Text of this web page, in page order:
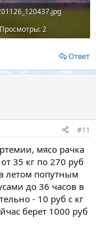
Просмотры: 2
Ответ
#11
мясо рачка
35 кг по 270 руб
летом попутным
до 36 часов в
- 10 руб с кг
берет 1000 руб